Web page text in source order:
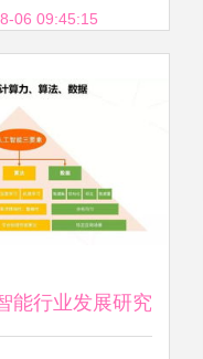
06 09:45:15
能行业发展研究